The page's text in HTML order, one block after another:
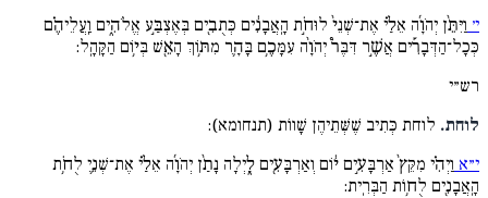
י׳ וַיִּתֵּ֨ן יְהֹוָ֜ה אֵלַ֗י אֶת־שְׁנֵי֙ לוּחֹ֣ת הָֽאֲבָנִ֔ים כְּתֻבִ֖ים בְּאֶצְבַּ֣ע אֱלֹהִ֑ים וַֽעֲלֵיהֶ֗ם
כְּכָל־הַדְּבָרִ֡ים אֲשֶׁ֣ר דִּבֶּר֩ יְהֹוָ֨ה עִמָּכֶ֥ם בָּהָ֛ר מִתּ֥וֹךְ הָאֵ֖שׁ בְּי֥וֹם הַקָּהָֽל:
רש״י
לוחת. לוחת כְּתִיב שֶׁשְּׁתֵיהֶן שָׁווֹת (תנחומא):
י״א וַיְהִ֗י מִקֵּץ֙ אַרְבָּעִ֣ים י֔וֹם וְאַרְבָּעִ֖ים לָ֑יְלָה נָתַ֨ן יְהֹוָ֜ה אֵלַ֗י אֶת־שְׁנֵ֛י לֻחֹ֥ת
הָֽאֲבָנִ֖ים לֻח֥וֹת הַבְּרִֽית: